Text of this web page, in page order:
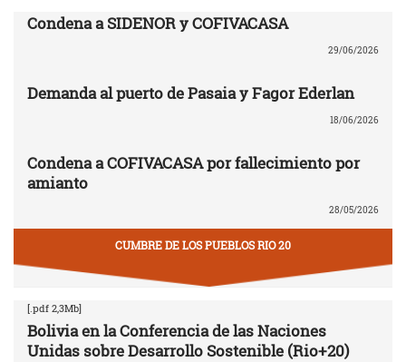
Condena a SIDENOR y COFIVACASA
29/06/2026
Demanda al puerto de Pasaia y Fagor Ederlan
18/06/2026
Condena a COFIVACASA por fallecimiento por
amianto
28/05/2026
CUMBRE DE LOS PUEBLOS RIO 20
[.pdf 2,3Mb]
Bolivia en la Conferencia de las Naciones
Unidas sobre Desarrollo Sostenible (Rio+20)